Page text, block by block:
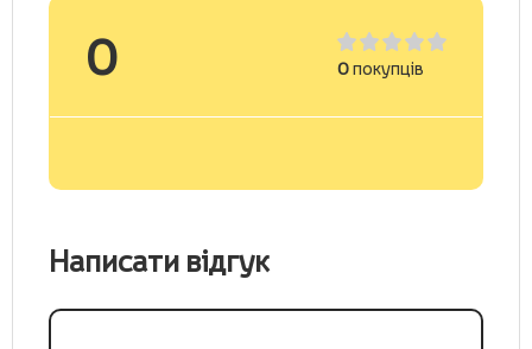
0 0покупців
Написати відгук